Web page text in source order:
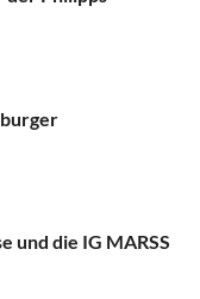
und die IG MARSS